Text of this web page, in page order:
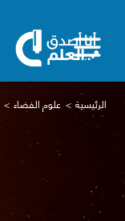
الرئيسية علوم الفضاء